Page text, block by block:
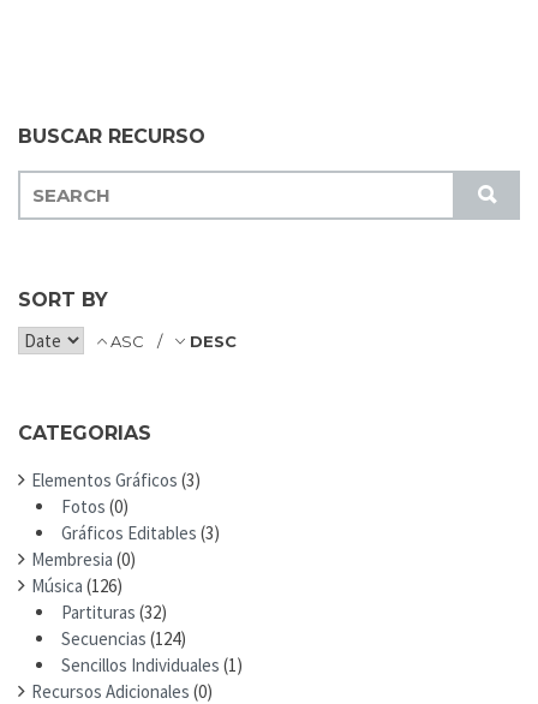
BUSCAR RECURSO
S
U
C
H
F
:
SORT BY
ASC DESC
CATEGORIAS
Elementos Gráficos (3)
Fotos (0)
Gráficos Editables (3)
Membresia (0)
Música (126)
Partituras (32)
Secuencias (124)
Sencillos Individuales (1)
Recursos Adicionales (0)